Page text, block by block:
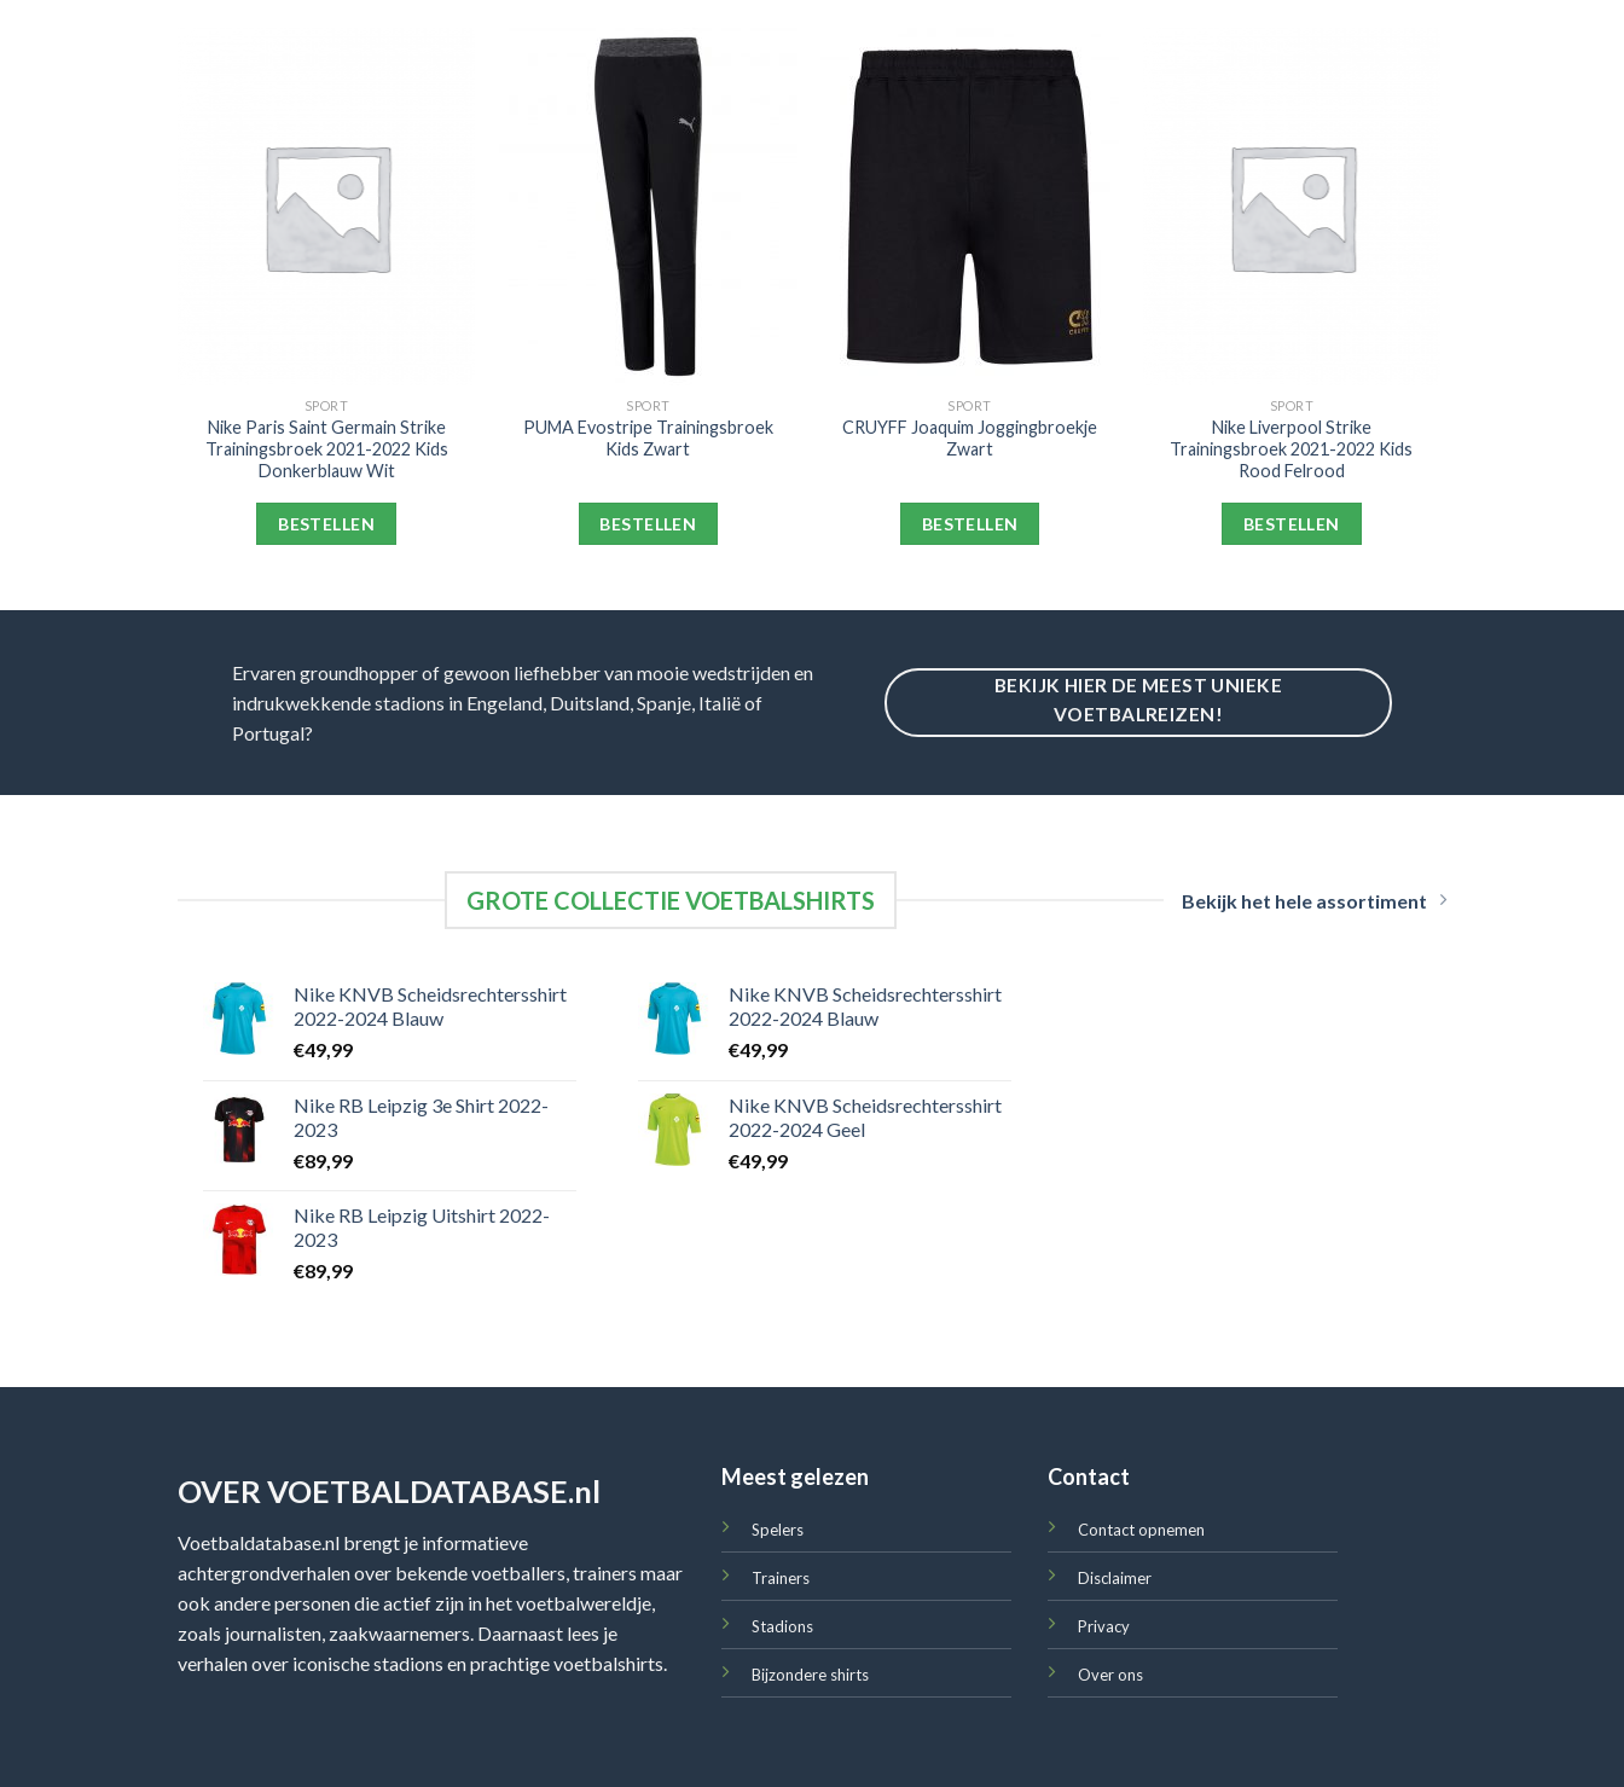
SPORT
Nike Paris Saint Germain Strike
Trainingsbroek 2021-2022 Kids
Donkerblauw Wit
BESTELLEN
SPORT
PUMA Evostripe Trainingsbroek
Kids Zwart
BESTELLEN
SPORT
CRUYFF Joaquim Joggingbroekje
Zwart
BESTELLEN
SPORT
Nike Liverpool Strike
Trainingsbroek 2021-2022 Kids
Rood Felrood
BESTELLEN
Ervaren groundhopper of gewoon liefhebber van mooie wedstrijden en
indrukwekkende stadions in Engeland, Duitsland, Spanje, Italië of
Portugal?
BEKIJK HIER DE MEEST UNIEKE
VOETBALREIZEN!
GROTE COLLECTIE VOETBALSHIRTS Bekijk het hele assortiment
Nike KNVB Scheidsrechtersshirt
2022-2024 Blauw
€49,99
Nike RB Leipzig 3e Shirt 2022-
2023
€89,99
Nike RB Leipzig Uitshirt 2022-
2023
€89,99
Nike KNVB Scheidsrechtersshirt
2022-2024 Blauw
€49,99
Nike KNVB Scheidsrechtersshirt
2022-2024 Geel
€49,99
OVER VOETBALDATABASE.nl
Voetbaldatabase.nl brengt je informatieve
achtergrondverhalen over bekende voetballers, trainers maar
ook andere personen die actief zijn in het voetbalwereldje,
zoals journalisten, zaakwaarnemers. Daarnaast lees je
verhalen over iconische stadions en prachtige voetbalshirts.
Meest gelezen
Spelers
Trainers
Stadions
Bijzondere shirts
Contact
Contact opnemen
Disclaimer
Privacy
Over ons